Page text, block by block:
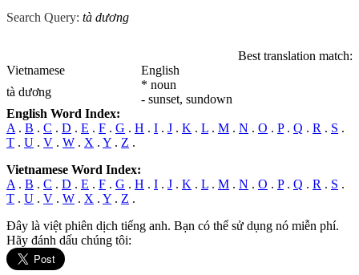
Search Query: tà dương
Best translation match:
Vietnamese
English
tà dương
* noun
- sunset, sundown
English Word Index:
A . B . C . D . E . F . G . H . I . J . K . L . M . N . O . P. Q . R . S .
T . U . V . W . X . Y . Z .
Vietnamese Word Index:
A . B . C . D . E . F . G . H . I . J . K . L . M . N . O . P. Q . R . S .
T . U . V . W . X . Y . Z .
Đây là việt phiên dịch tiếng anh. Bạn có thể sử dụng nó miễn phí.
Hãy đánh dấu chúng tôi: